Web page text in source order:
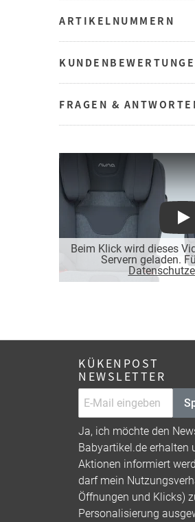
ARTIKELNUMMERN
FRAGEN &
Beim Klick wird dieses
Servern geladen.
Play
KÜKENPOST
NEWSLETTER
Ja, ich möchte den
Babyartikel.de erhalten
Aktionen informiert
darf mein
Öffnungen und Klicks)
Personalisierung